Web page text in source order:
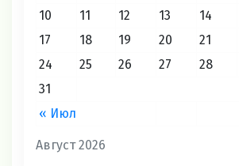
Август 2026
« Июл
10
11 12 13 14
17
18 19 20 21
24
25 26 27 28
31